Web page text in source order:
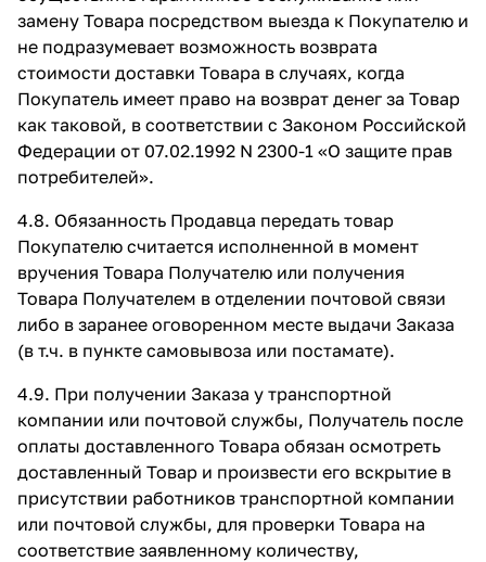
замену Товара посредством выезда к Покупателю и
не подразумевает возможность возврата
стоимости доставки Товара в случаях, когда
Покупатель имеет право на возврат денег за Товар
как таковой, в соответствии с Законом Российской
Федерации от 07.02.1992 N 2300-1 «О защите прав
потребителей».
4.8. Обязанность Продавца передать товар
Покупателю считается исполненной в момент
вручения Товара Получателю или получения
Товара Получателем в отделении почтовой связи
либо в заранее оговоренном месте выдачи Заказа
(в т.ч. в пункте самовывоза или постамате).
4.9. При получении Заказа у транспортной
компании или почтовой службы, Получатель после
оплаты доставленного Товара обязан осмотреть
доставленный Товар и произвести его вскрытие в
присутствии работников транспортной компании
или почтовой службы, для проверки Товара на
соответствие заявленному количеству,